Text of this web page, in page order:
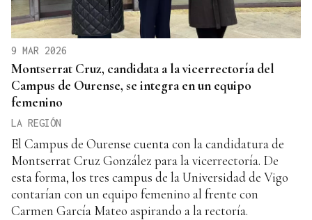
9 MAR 2026
Montserrat Cruz, candidata a la vicerrectoría del
Campus de Ourense, se integra en un equipo
femenino
LA REGIÓN
El Campus de Ourense cuenta con la candidatura de
Montserrat Cruz González para la vicerrectoría. De
esta forma, los tres campus de la Universidad de Vigo
contarían con un equipo femenino al frente con
Carmen García Mateo aspirando a la rectoría.